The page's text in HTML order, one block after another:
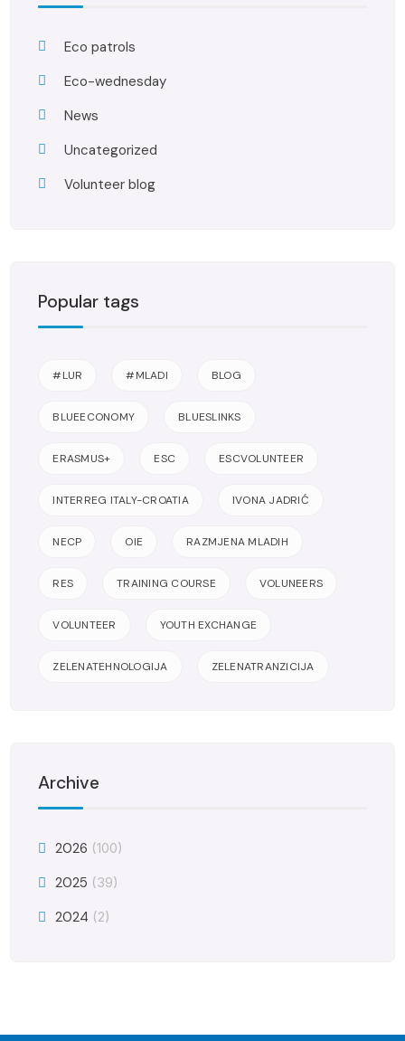
Eco patrols
Eco-wednesday
News
Uncategorized
Volunteer blog
Popular tags
#LUR #MLADI BLOG
BLUEECONOMY BLUESLINKS
ERASMUS+ ESC ESCVOLUNTEER
INTERREG ITALY-CROATIA IVONA JADRIĆ
NECP OIE RAZMJENA MLADIH
RES TRAINING COURSE VOLUNEERS
VOLUNTEER YOUTH EXCHANGE
ZELENATEHNOLOGIJA ZELENATRANZICIJA
Archive
2026 (100)
2025 (39)
2024 (2)